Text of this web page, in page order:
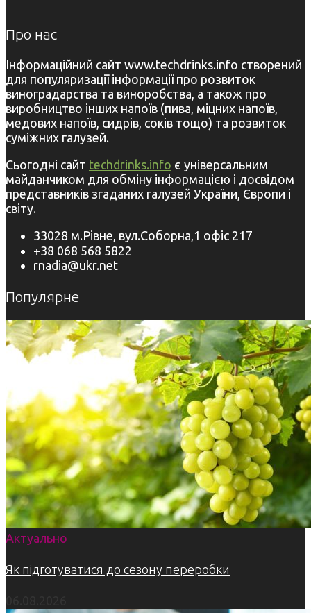
Про нас
Інформаційний сайт www.techdrinks.info створений
для популяризації інформації про розвиток
виноградарства та виноробства, а також про
виробництво інших напоїв (пива, міцних напоїв,
медових напоїв, сидрів, соків тощо) та розвиток
суміжних галузей.
Сьогодні сайт techdrinks.info є універсальним
майданчиком для обміну інформацією і досвідом
представників згаданих галузей України, Європи і
світу.
33028 м.Рівне, вул.Соборна,1 офіс 217
+38 068 568 5822
rnadia@ukr.net
Популярне
Актуально
Як підготуватися до сезону переробки